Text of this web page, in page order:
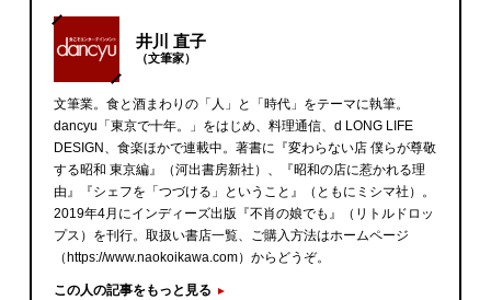
井川 直子
（文筆家）
文筆業。食と酒まわりの「人」と「時代」をテーマに執筆。
dancyu「東京で十年。」をはじめ、料理通信、d LONG LIFE
DESIGN、食楽ほかで連載中。著書に『変わらない店 僕らが尊敬
する昭和 東京編』（河出書房新社）、『昭和の店に惹かれる理
由』『シェフを「つづける」ということ』（ともにミシマ社）。
2019年4月にインディーズ出版『不肖の娘でも』（リトルドロッ
プス）を刊行。取扱い書店一覧、ご購入方法はホームページ
（https://www.naokoikawa.com）からどうぞ。
この人の記事をもっと見る